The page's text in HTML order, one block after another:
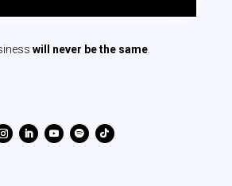
will never be the same